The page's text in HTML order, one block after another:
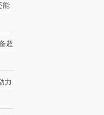
能
超
力